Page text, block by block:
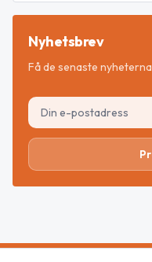
Nyhetsbrev
Få de senaste